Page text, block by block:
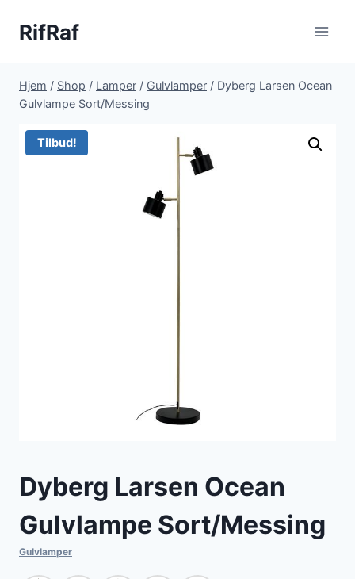
RifRaf
Hjem / Shop / Lamper / Gulvlamper / Dyberg Larsen Ocean
Gulvlampe Sort/Messing
Tilbud!
Dyberg Larsen Ocean
Gulvlampe Sort/Messing
Gulvlamper